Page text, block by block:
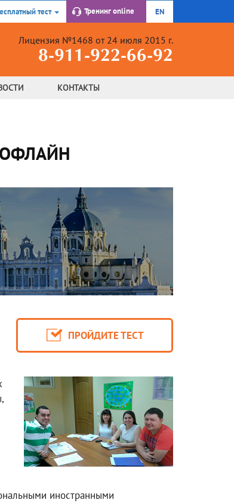
тест Тренинг online EN
Лицензия №1468 от 24 июля 2015 г.
8-911-922-66-92
КОНТАКТЫ
ПРОЙДИТЕ ТЕСТ
иностранными